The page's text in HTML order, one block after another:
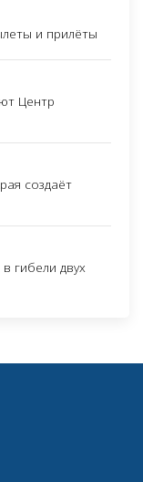
и прилёты
Центр
создаёт
гибели двух